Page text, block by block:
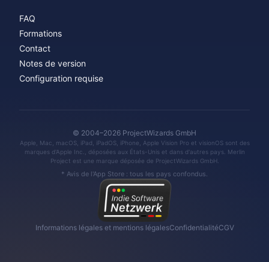
FAQ
Formations
Contact
Notes de version
Configuration requise
© 2004–2026 ProjectWizards GmbH
Apple, Mac, macOS, iPad, iPadOS, iPhone, Apple Vision Pro et visionOS sont des
marques d'Apple Inc., déposées aux États-Unis et dans d'autres pays. Merlin
Project est une marque déposée de ProjectWizards GmbH.
* Avis de l'App Store : tous les pays confondus.
Informations légales et mentions légalesConfidentialitéCGV